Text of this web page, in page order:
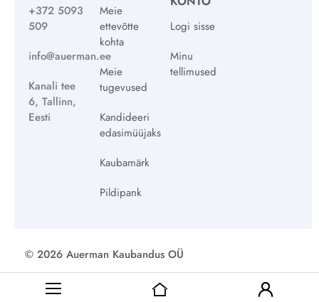
+372 5093
509
info@auerman.ee
Kanali tee
6, Tallinn,
Eesti
Meie
ettevõtte
kohta
Meie
tugevused
Kandideeri
edasimüüjaks
Kaubamärk
Pildipank
Logi sisse
Minu
tellimused
© 2026 Auerman Kaubandus OÜ